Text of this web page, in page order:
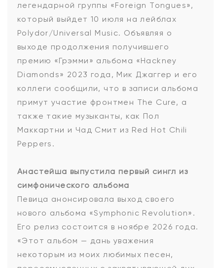
легендарной группы «Foreign Tongues»,
который выйдет 10 июля на лейблах
Polydor/Universal Music. Объявляя о
выходе продолжения получившего
премию «Грэмми» альбома «Hackney
Diamonds» 2023 года, Мик Джаггер и его
коллеги сообщили, что в записи альбома
примут участие фронтмен The Cure, а
также такие музыканты, как Пол
Маккартни и Чад Смит из Red Hot Chili
Peppers.
Анастейша выпустила первый сингл из
симфонического альбома
Певица анонсировала выход своего
нового альбома «Symphonic Revolution».
Его релиз состоится в ноябре 2026 года.
«Этот альбом — дань уважения
некоторым из моих любимых песен,